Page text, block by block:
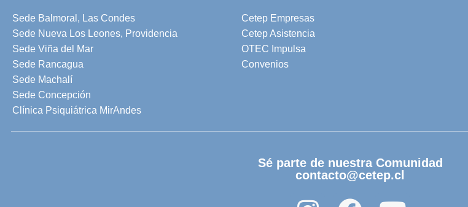
Sede Balmoral, Las Condes
Sede Nueva Los Leones, Providencia
Sede Viña del Mar
Sede Rancagua
Sede Machalí
Sede Concepción
Clínica Psiquiátrica MirAndes
Cetep Empresas
Cetep Asistencia
OTEC Impulsa
Convenios
Sé parte de nuestra Comunidad
contacto@cetep.cl